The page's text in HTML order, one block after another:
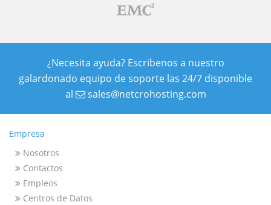
¿Necesita ayuda? Escribenos a nuestro
galardonado equipo de soporte las 24/7 disponible
al
sales@netcrohosting.com
Empresa
Nosotros
Contactos
Empleos
Centros de Datos